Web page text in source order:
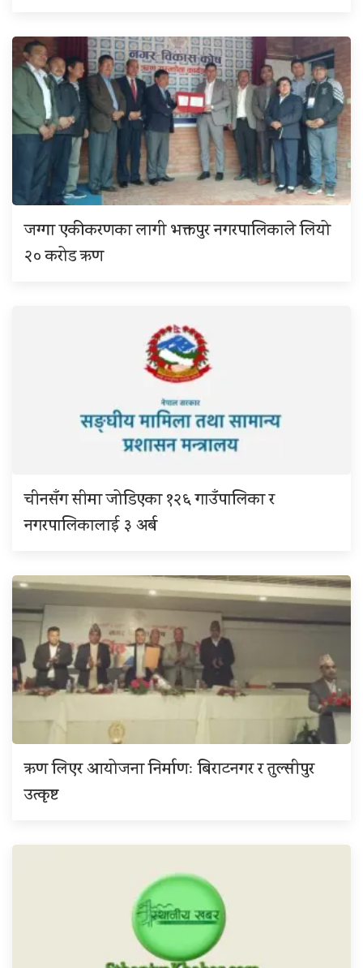
जग्गा एकीकरणका लागी भक्तपुर नगरपालिकाले लियो
२० करोड ऋण
चीनसँग सीमा जोडिएका १२६ गाउँपालिका र
नगरपालिकालाई ३ अर्ब
ऋण लिएर आयोजना निर्माणः बिराटनगर र तुल्सीपुर
उत्कृष्ट